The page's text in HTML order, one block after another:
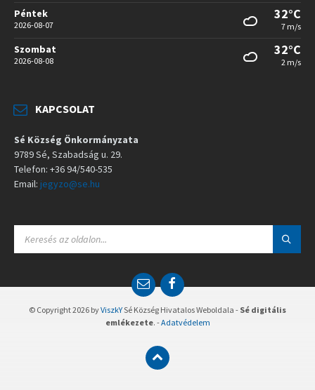
Péntek
2026-08-07
32°C
7 m/s
Szombat
2026-08-08
32°C
2 m/s
KAPCSOLAT
Sé Község Önkormányzata
9789 Sé, Szabadság u. 29.
Telefon: +36 94/540-535
Email: jegyzo@se.hu
A
E
m
a
i
l
F
a
c
e
b
© Copyright 2026 byViszkYSé Község Hivatalos Weboldala - Sé digitális
emlékezete. -Adatvédelem